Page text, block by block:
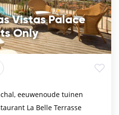
Vistas Palace
Only
eeuwenoude tuinen
La Belle Terrasse